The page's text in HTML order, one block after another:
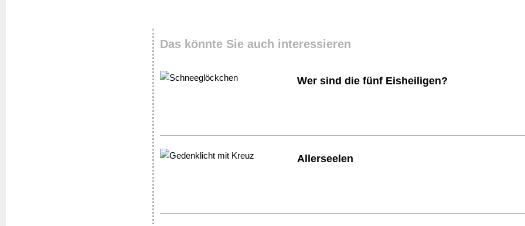
Das könnte Sie auch interessieren
Wer sind die fünf Eisheiligen?
Allerseelen